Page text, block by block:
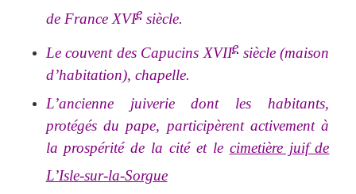
de France XVIesiècle.
Le couvent des Capucins XVIIe siècle (maison
d’habitation), chapelle.
L’ancienne juiverie dont les habitants,
protégés du pape, participèrent activement à
la prospérité de la cité et le cimetière juif de
L’Isle-sur-la-Sorgue